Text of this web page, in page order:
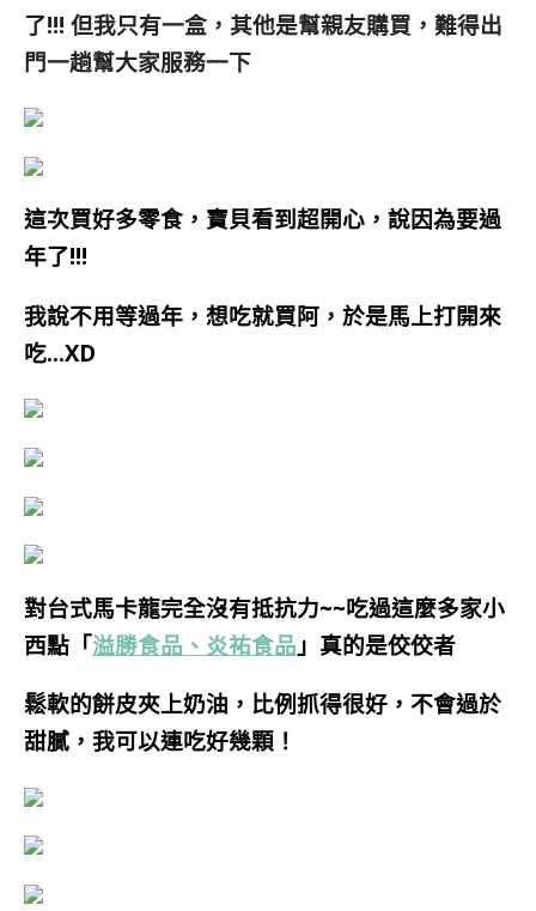
了!!! 但我只有一盒，其他是幫親友購買，難得出
門一趟幫大家服務一下
這次買好多零食，寶貝看到超開心，說因為要過
年了!!!
我說不用等過年，想吃就買阿，於是馬上打開來
吃…XD
對台式馬卡龍完全沒有抵抗力~~吃過這麼多家小
西點 「溢勝食品、炎祐食品 」真的是佼佼者
鬆軟的餅皮夾上奶油，比例抓得很好，不會過於
甜膩，我可以連吃好幾顆 ！